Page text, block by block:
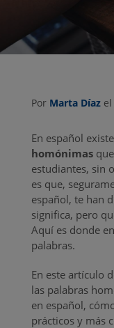
Por Marta Díazel
En español
homónimasque
estudiantes, sin
es que,
español, te han
significa, pero
Aquí es donde
palabras.
En este artículo
las palabras
en español,
prácticos y más